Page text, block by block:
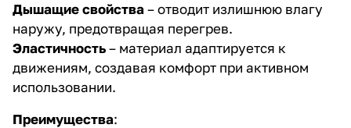
Дышащие свойства– отводит излишнюю влагу
наружу, предотвращая перегрев.
Эластичность– материал адаптируется к
движениям, создавая комфорт при активном
использовании.
Преимущества: